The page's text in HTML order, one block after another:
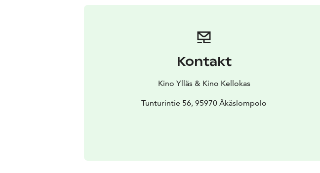
Kontakt
Kino Ylläs & Kino Kellokas
Tunturintie 56, 95970 Äkäslompolo